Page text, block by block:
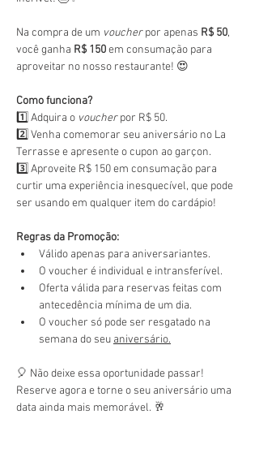
Na compra de um voucher por apenas R$ 50,
você ganha R$ 150 em consumação para
aproveitar no nosso restaurante! 😍
Como funciona?
1️⃣ Adquira o voucher por R$ 50.
2️⃣ Venha comemorar seu aniversário no La
Terrasse e apresente o cupon ao garçon.
3️⃣ Aproveite R$ 150 em consumação para
curtir uma experiência inesquecível, que pode
ser usando em qualquer item do cardápio!
Regras da Promoção:
Válido apenas para aniversariantes.
O voucher é individual e intransferível.
Oferta válida para reservas feitas com
antecedência mínima de um dia.
O voucher só pode ser resgatado na
semana do seu aniversário.
🎈 Não deixe essa oportunidade passar!
Reserve agora e torne o seu aniversário uma
data ainda mais memorável. 🥂